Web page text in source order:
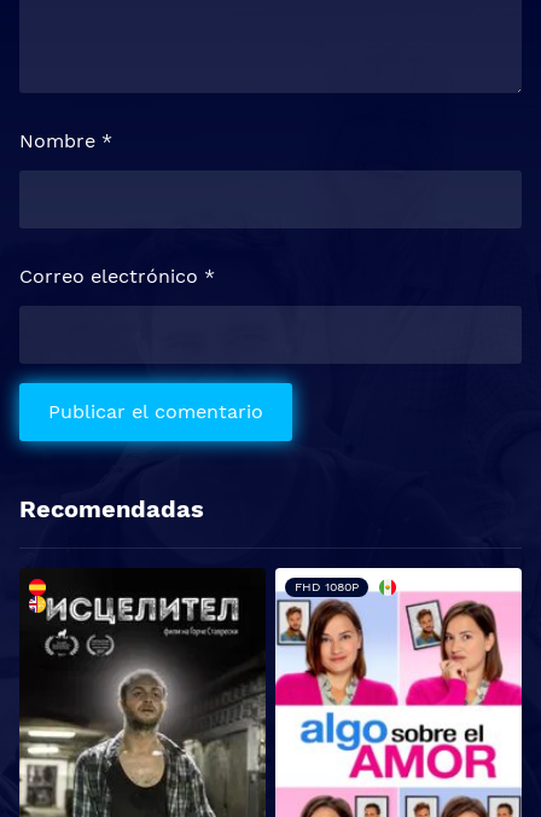
Nombre *
Correo electrónico *
Recomendadas
FHD 1080P